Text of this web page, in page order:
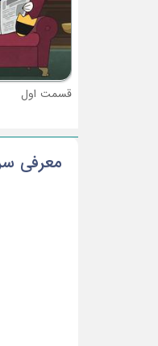
قسمت اول
معرفی